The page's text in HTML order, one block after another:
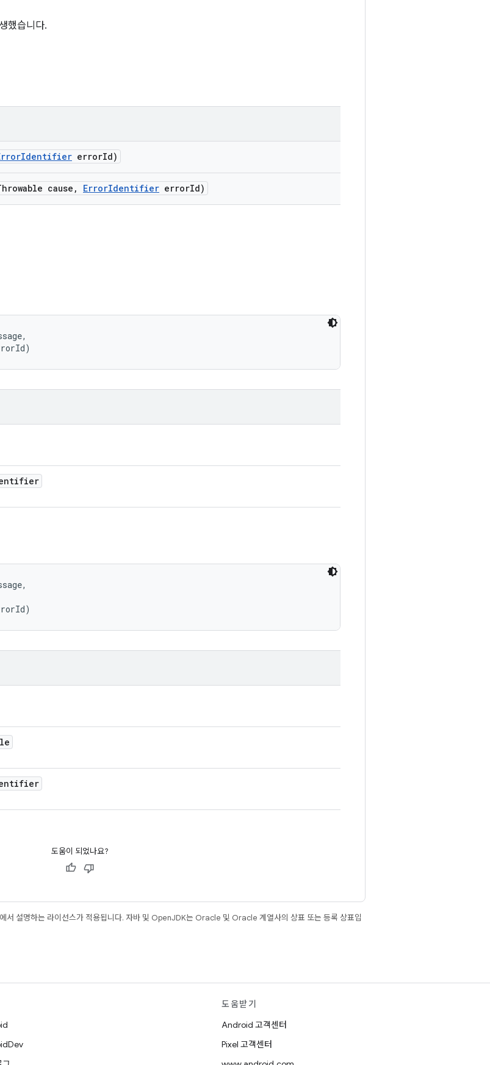
했습니다.
Identifier errorId)
cause , ErrorIdentifier errorId)
도움이 되었나요?
에서 설명하는 라이선스가 적용됩니다. 자바 및 OpenJDK는 Oracle 및 Oracle 계열사의 상표 또는 등록 상표입
도움받기
Android 고객센터
Pixel 고객센터